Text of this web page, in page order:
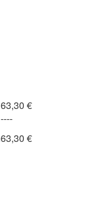
63,30 €
----
63,30 €